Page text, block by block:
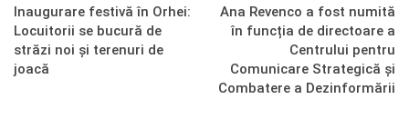
Inaugurare festivă în Orhei:
Locuitorii se bucură de
străzi noi și terenuri de
joacă
Ana Revenco a fost numită
în funcția de directoare a
Centrului pentru
Comunicare Strategică și
Combatere a Dezinformării